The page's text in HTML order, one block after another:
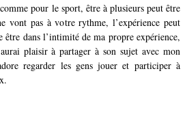
pour le sport, être à plusieurs peut être
vont pas à votre rythme, l’expérience peut
être dans l’intimité de ma propre expérience,
plaisir à partager à son sujet avec mon
regarder les gens jouer et participer à